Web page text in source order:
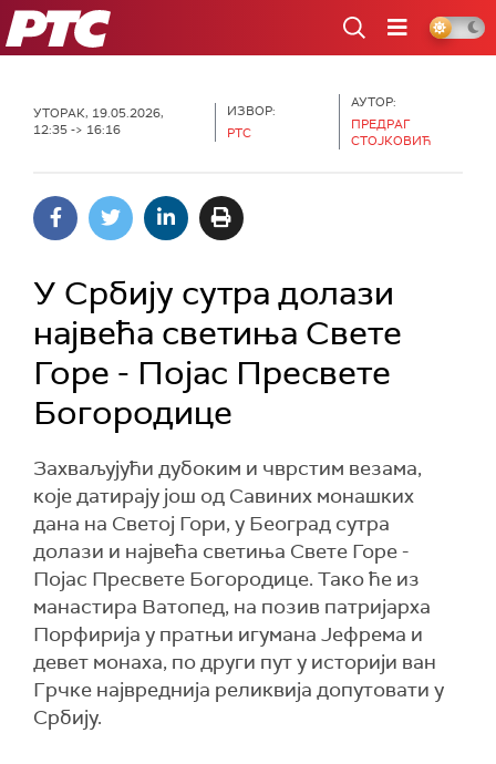
РТС
УТОРАК, 19.05.2026,
12:35 -> 16:16
ИЗВОР:
РТС
АУТОР:
ПРЕДРАГ
СТОЈКОВИЋ
У Србију сутра долази
највећа светиња Свете
Горе - Појас Пресвете
Богородице
Захваљујући дубоким и чврстим везама,
које датирају још од Савиних монашких
дана на Светој Гори, у Београд сутра
долази и највећа светиња Свете Горе -
Појас Пресвете Богородице. Тако ће из
манастира Ватопед, на позив патријарха
Порфирија у пратњи игумана Јефрема и
девет монаха, по други пут у историји ван
Грчке највреднија реликвија допутовати у
Србију.